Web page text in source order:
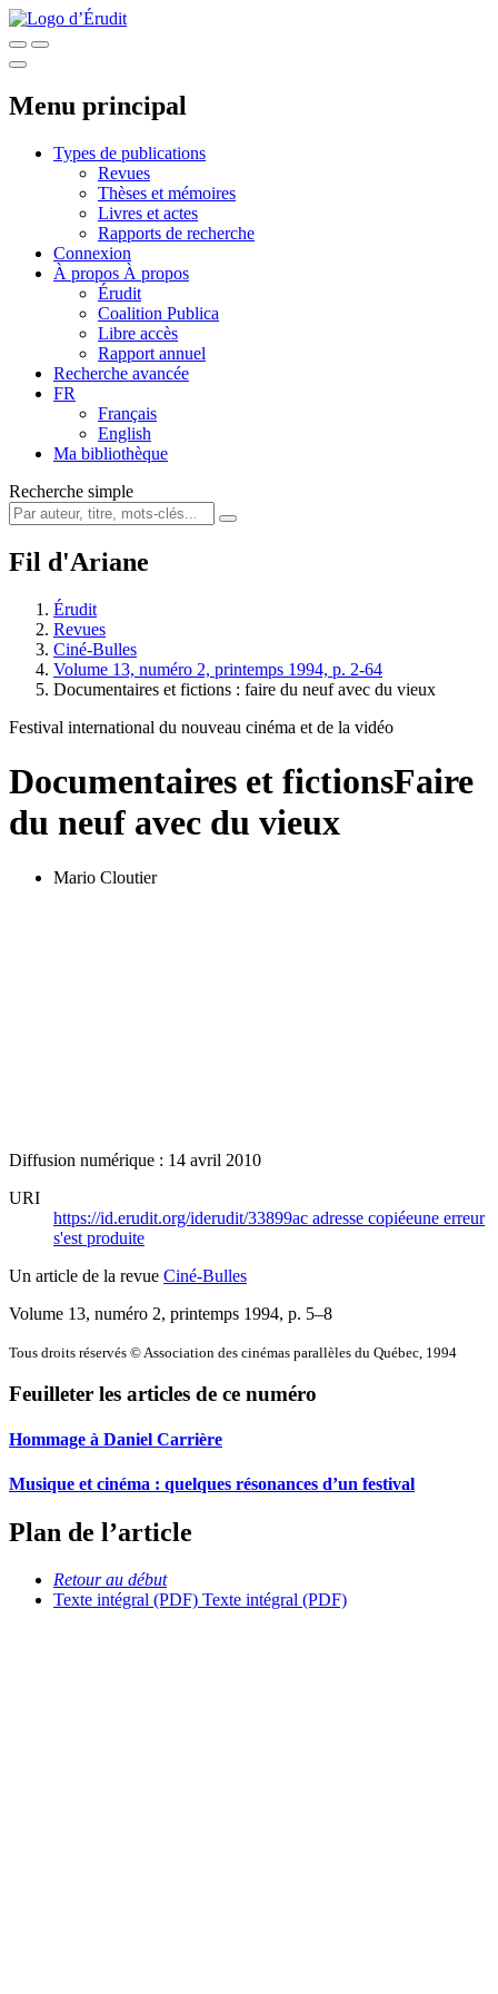
Menu principal
Types de publications
Revues
Thèses et mémoires
Livres et actes
Rapports de recherche
Connexion
À propos À propos
Érudit
Coalition Publica
Libre accès
Rapport annuel
Recherche avancée
FR
Français
English
Ma bibliothèque
Recherche simple
Fil d'Ariane
Érudit
Revues
Ciné-Bulles
Volume 13, numéro 2, printemps 1994, p. 2-64
Documentaires et fictions : faire du neuf avec du vieux
Festival international du nouveau cinéma et de la vidéo
Documentaires et fictionsFaire
du neuf avec du vieux
Mario Cloutier
Diffusion numérique : 14 avril 2010
URI
https://id.erudit.org/iderudit/33899ac adresse copiéeune erreur
s'est produite
Un article de la revue Ciné-Bulles
Volume 13, numéro 2, printemps 1994, p. 5–8
Tous droits réservés © Association des cinémas parallèles du Québec, 1994
Feuilleter les articles de ce numéro
Hommage à Daniel Carrière
Musique et cinéma : quelques résonances d’un festival
Plan de l’article
Retour au début
Texte intégral (PDF) Texte intégral (PDF)